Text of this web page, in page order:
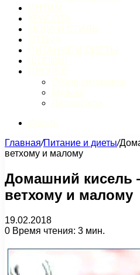
Главная/Питание и диеты/
ветхому и малому
Домашний кисель
ветхому и малому
19.02.2018
0 Время чтения: 3 мин.